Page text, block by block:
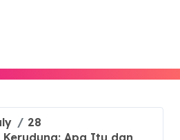
28
Kerudung: Apa Itu dan